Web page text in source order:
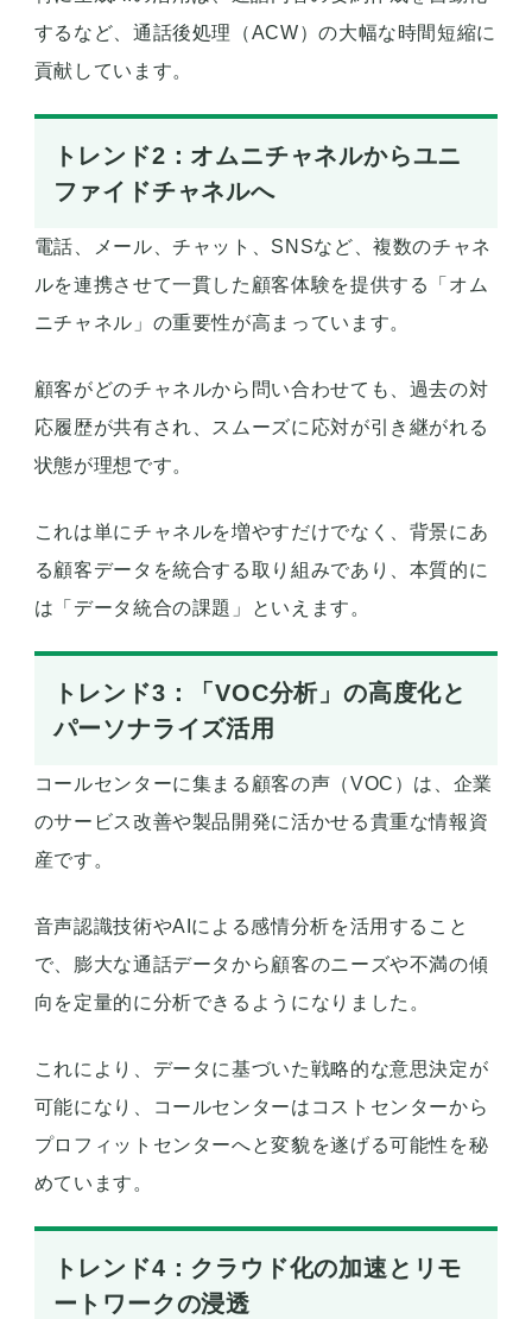
するなど、通話後処理（ACW）の大幅な時間短縮に
貢献しています。
トレンド2：オムニチャネルからユニ
ファイドチャネルへ
電話、メール、チャット、SNSなど、複数のチャネ
ルを連携させて一貫した顧客体験を提供する「オム
ニチャネル」の重要性が高まっています。
顧客がどのチャネルから問い合わせても、過去の対
応履歴が共有され、スムーズに応対が引き継がれる
状態が理想です。
これは単にチャネルを増やすだけでなく、背景にあ
る顧客データを統合する取り組みであり、本質的に
は「データ統合の課題」といえます。
トレンド3：「VOC分析」の高度化と
パーソナライズ活用
コールセンターに集まる顧客の声（VOC）は、企業
のサービス改善や製品開発に活かせる貴重な情報資
産です。
音声認識技術やAIによる感情分析を活用すること
で、膨大な通話データから顧客のニーズや不満の傾
向を定量的に分析できるようになりました。
これにより、データに基づいた戦略的な意思決定が
可能になり、コールセンターはコストセンターから
プロフィットセンターへと変貌を遂げる可能性を秘
めています。
トレンド4：クラウド化の加速とリモ
ートワークの浸透